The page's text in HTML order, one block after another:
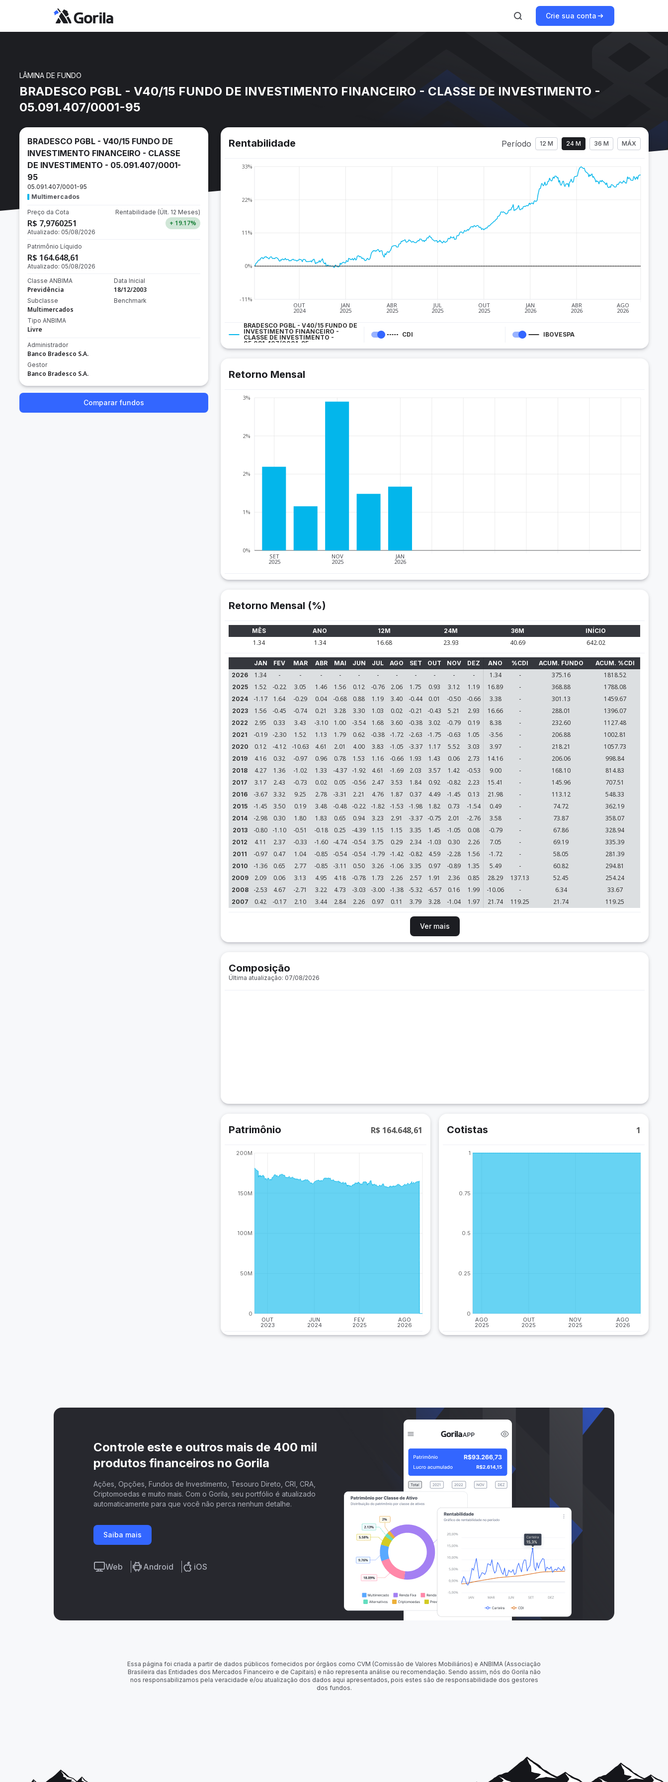
Crie sua conta
LÂMINA DE FUNDO
BRADESCO PGBL - V40/15 FUNDO DE INVESTIMENTO FINANCEIRO - CLASSE DE INVESTIMENTO -
05.091.407/0001-95
BRADESCO PGBL - V40/15 FUNDO DE
INVESTIMENTO FINANCEIRO - CLASSE
DE INVESTIMENTO - 05.091.407/0001-
95
05.091.407/0001-95
Multimercados
Preço da Cota
R$ 7,9760251
Atualizado: 05/08/2026
Rentabilidade (Últ. 12 Meses)
+ 19.17%
Patrimônio Líquido
R$ 164.648,61
Atualizado: 05/08/2026
Classe ANBIMA
Previdência
Subclasse
Multimercados
Tipo ANBIMA
Livre
Data Inicial
18/12/2003
Benchmark
Administrador
Banco Bradesco S.A.
Gestor
Banco Bradesco S.A.
Comparar fundos
Rentabilidade Período 12 M 24 M 36 M MÁX
OUT
2024
JAN
2025
ABR
2025
JUL
2025
OUT
2025
JAN
2026
ABR
2026
AGO
2026
-11%
0%
11%
22%
33%
BRADESCO PGBL - V40/15 FUNDO DE
INVESTIMENTO FINANCEIRO -
CLASSE DE INVESTIMENTO -
05.091.407/0001-95
CDI IBOVESPA
Retorno Mensal
SET
2025
NOV
2025
JAN
2026
0%
1%
2%
2%
3%
Retorno Mensal (%)
MÊS ANO 12M 24M 36M INÍCIO
1.34 1.34 16.68 23.93 40.69 642.02
JAN FEV MAR ABR MAI JUN JUL AGO SET OUT NOV DEZ ANO %CDI ACUM. FUNDO
ACUM. %CDI
2026
1.34 - - - - - - - - - - - 1.34 - 375.16 1818.52
2025 1.52 -0.22 3.05 1.46 1.56 0.12 -0.76 2.06 1.75 0.93 3.12 1.19 16.89 - 368.88 1788.08
2024 -1.17 1.64 -0.29 0.04 -0.68 0.88 1.19 3.40 -0.44 0.01 -0.50 -0.66 3.38 - 301.13 1459.67
2023 1.56 -0.45 -0.74 0.21 3.28 3.30 1.03 0.02 -0.21 -0.43 5.21 2.93 16.66 - 288.01 1396.07
2022 2.95 0.33 3.43 -3.10 1.00 -3.54 1.68 3.60 -0.38 3.02 -0.79 0.19 8.38 - 232.60 1127.48
2021 -0.19 -2.30 1.52 1.13 1.79 0.62 -0.38 -1.72 -2.63 -1.75 -0.63 1.05 -3.56 - 206.88 1002.81
2020 0.12 -4.12 -10.63 4.61 2.01 4.00 3.83 -1.05 -3.37 1.17 5.52 3.03 3.97 - 218.21 1057.73
2019 4.16 0.32 -0.97 0.96 0.78 1.53 1.16 -0.66 1.93 1.43 0.06 2.73 14.16 - 206.06 998.84
2018 4.27 1.36 -1.02 1.33 -4.37 -1.92 4.61 -1.69 2.03 3.57 1.42 -0.53 9.00 - 168.10 814.83
2017 3.17 2.43 -0.73 0.02 0.05 -0.56 2.47 3.53 1.84 0.92 -0.82 2.23 15.41 - 145.96 707.51
2016 -3.67 3.32 9.25 2.78 -3.31 2.21 4.76 1.87 0.37 4.49 -1.45 0.13 21.98 - 113.12 548.33
2015 -1.45 3.50 0.19 3.48 -0.48 -0.22 -1.82 -1.53 -1.98 1.82 0.73 -1.54 0.49 - 74.72 362.19
2014 -2.98 0.30 1.80 1.83 0.65 0.94 3.23 2.91 -3.37 -0.75 2.01 -2.76 3.58 - 73.87 358.07
2013 -0.80 -1.10 -0.51 -0.18 0.25 -4.39 1.15 1.15 3.35 1.45 -1.05 0.08 -0.79 - 67.86 328.94
2012 4.11 2.37 -0.33 -1.60 -4.74 -0.54 3.75 0.29 2.34 -1.03 0.30 2.26 7.05 - 69.19 335.39
2011 -0.97 0.47 1.04 -0.85 -0.54 -0.54 -1.79 -1.42 -0.82 4.59 -2.28 1.56 -1.72 - 58.05 281.39
2010 -1.36 0.65 2.77 -0.85 -3.11 0.50 3.26 -1.06 3.35 0.97 -0.89 1.35 5.49 - 60.82 294.81
2009 2.09 0.06 3.13 4.95 4.18 -0.78 1.73 2.26 2.57 1.91 2.36 0.85 28.29 137.13 52.45 254.24
2008 -2.53 4.67 -2.71 3.22 4.73 -3.03 -3.00 -1.38 -5.32 -6.57 0.16 1.99 -10.06 - 6.34 33.67
2007 0.42 -0.17 2.10 3.44 2.84 2.26 0.97 0.11 3.79 3.28 -1.04 1.97 21.74 119.25 21.74 119.25
Ver mais
Composição
Última atualização: 07/08/2026
Patrimônio R$ 164.648,61
OUT
2023
JUN
2024
FEV
2025
AGO
2026
0
50M
100M
150M
200M
Cotistas 1
AGO
2025
OUT
2025
NOV
2025
AGO
2026
0
0.25
0.5
0.75
1
Controle este e outros mais de 400 mil
produtos financeiros no Gorila
Ações, Opções, Fundos de Investimento, Tesouro Direto, CRI, CRA,
Criptomoedas e muito mais. Com o Gorila, seu portfólio é atualizado
automaticamente para que você não perca nenhum detalhe.
Saiba mais
Web Android iOS
Essa página foi criada a partir de dados públicos fornecidos por órgãos como CVM (Comissão de Valores Mobiliários) e ANBIMA (Associação
Brasileira das Entidades dos Mercados Financeiro e de Capitais) e não representa análise ou recomendação. Sendo assim, nós do Gorila não
nos responsabilizamos pela veracidade e/ou atualização dos dados aqui apresentados, pois estes são de responsabilidade dos gestores
dos fundos.